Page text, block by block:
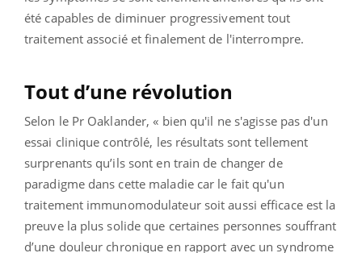
été capables de diminuer progressivement tout
traitement associé et finalement de l'interrompre.
Tout d’une révolution
Selon le Pr Oaklander, « bien qu'il ne s'agisse pas d'un
essai clinique contrôlé, les résultats sont tellement
surprenants qu’ils sont en train de changer de
paradigme dans cette maladie car le fait qu'un
traitement immunomodulateur soit aussi efficace est la
preuve la plus solide que certaines personnes souffrant
d’une douleur chronique en rapport avec un syndrome